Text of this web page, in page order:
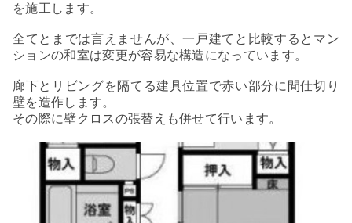
を施工します。
全てとまでは言えませんが、一戸建てと比較するとマン
ションの和室は変更が容易な構造になっています。
廊下とリビングを隔てる建具位置で赤い部分に間仕切り
壁を造作します。
その際に壁クロスの張替えも併せて行います。